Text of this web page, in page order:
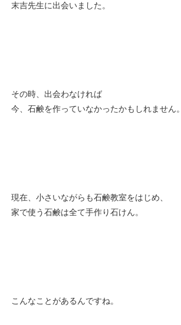
末吉先生に出会いました。
その時、出会わなければ
今、石鹸を作っていなかったかもしれません。
現在、小さいながらも石鹸教室をはじめ、
家で使う石鹸は全て手作り石けん。
こんなことがあるんですね。